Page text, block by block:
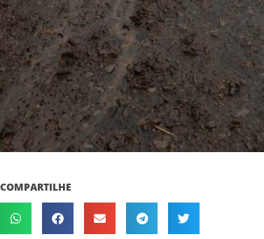
COMPARTILHE